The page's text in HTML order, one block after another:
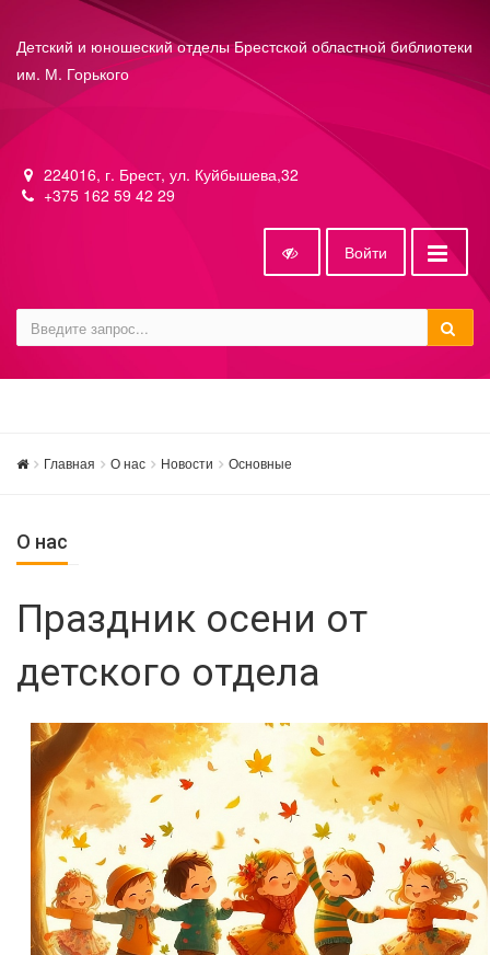
Детский и юношеский отделы Брестской областной библиотеки
им. М. Горького
224016, г. Брест, ул. Куйбышева,32
+375 162 59 42 29
Войти
Главная О нас Новости Основные
О нас
Праздник осени от
детского отдела